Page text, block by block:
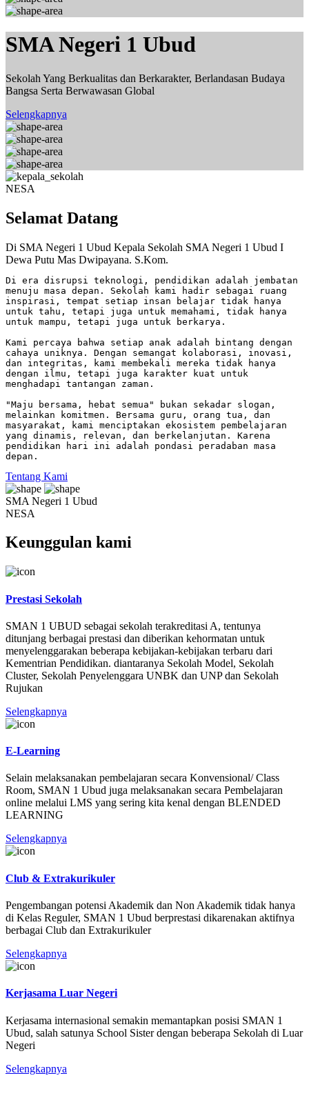
SMA Negeri 1 Ubud
Sekolah Yang Berkualitas dan Berkarakter, Berlandasan Budaya
Bangsa Serta Berwawasan Global
Selengkapnya
NESA
Selamat Datang
Di SMA Negeri 1 Ubud Kepala Sekolah SMA Negeri 1 Ubud I
Dewa Putu Mas Dwipayana. S.Kom.
Di era disrupsi teknologi, pendidikan adalah jembatan
menuju masa depan. Sekolah kami hadir sebagai ruang
inspirasi, tempat setiap insan belajar tidak hanya
untuk tahu, tetapi juga untuk memahami, tidak hanya
untuk mampu, tetapi juga untuk berkarya.
Kami percaya bahwa setiap anak adalah bintang dengan
cahaya uniknya. Dengan semangat kolaborasi, inovasi,
dan integritas, kami membekali mereka tidak hanya
dengan ilmu, tetapi juga karakter kuat untuk
menghadapi tantangan zaman.
"Maju bersama, hebat semua" bukan sekadar slogan,
melainkan komitmen. Bersama guru, orang tua, dan
masyarakat, kami menciptakan ekosistem pembelajaran
yang dinamis, relevan, dan berkelanjutan. Karena
pendidikan hari ini adalah pondasi peradaban masa
depan.
Tentang Kami
SMA Negeri 1 Ubud
NESA
Keunggulan kami
Prestasi Sekolah
SMAN 1 UBUD sebagai sekolah terakreditasi A, tentunya
ditunjang berbagai prestasi dan diberikan kehormatan untuk
menyelenggarakan beberapa kebijakan-kebijakan terbaru dari
Kementrian Pendidikan. diantaranya Sekolah Model, Sekolah
Cluster, Sekolah Penyelenggara UNBK dan UNP dan Sekolah
Rujukan
Selengkapnya
E-Learning
Selain melaksanakan pembelajaran secara Konvensional/ Class
Room, SMAN 1 Ubud juga melaksanakan secara Pembelajaran
online melalui LMS yang sering kita kenal dengan BLENDED
LEARNING
Selengkapnya
Club & Extrakurikuler
Pengembangan potensi Akademik dan Non Akademik tidak hanya
di Kelas Reguler, SMAN 1 Ubud berprestasi dikarenakan aktifnya
berbagai Club dan Extrakurikuler
Selengkapnya
Kerjasama Luar Negeri
Kerjasama internasional semakin memantapkan posisi SMAN 1
Ubud, salah satunya School Sister dengan beberapa Sekolah di Luar
Negeri
Selengkapnya